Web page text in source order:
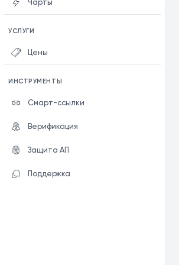
Чарты
УСЛУГИ
Цены
ИНСТРУМЕНТЫ
Смарт-ссылки
Верификация
Защита АП
Поддержка